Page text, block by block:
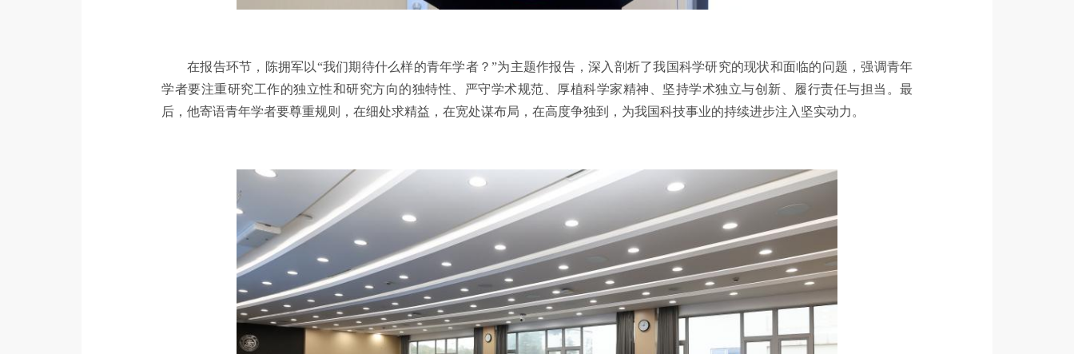
在报告环节，陈拥军以“我们期待什么样的青年学者？”为主题作报告，深入剖析了我国科学研究的现状和面临的问题，强调青年
学者要注重研究工作的独立性和研究方向的独特性、严守学术规范、厚植科学家精神、坚持学术独立与创新、履行责任与担当。最
后，他寄语青年学者要尊重规则，在细处求精益，在宽处谋布局，在高度争独到，为我国科技事业的持续进步注入坚实动力。